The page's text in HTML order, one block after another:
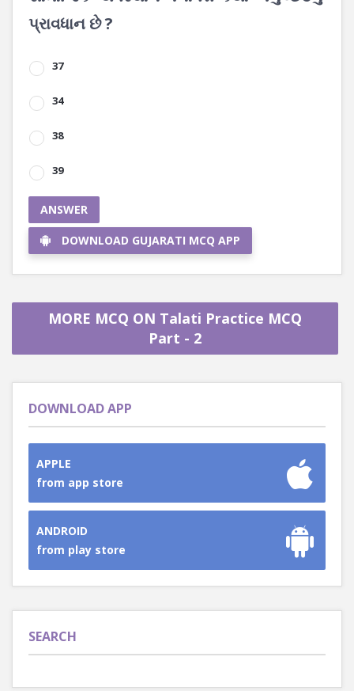
પ્રાવધાન છે ?
37
34
38
39
ANSWER
DOWNLOAD GUJARATI MCQ APP
MORE MCQ ON Talati Practice MCQ
Part - 2
DOWNLOAD APP
APPLE
from app store
ANDROID
from play store
SEARCH